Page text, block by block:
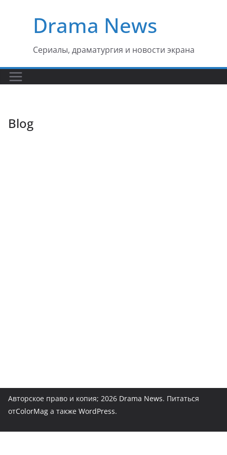
содержимомуDrama News
Сериалы, драматургия и новости экрана
Blog
Авторское право и копия; 2026 Drama News. Питаться
отColorMag а также WordPress.